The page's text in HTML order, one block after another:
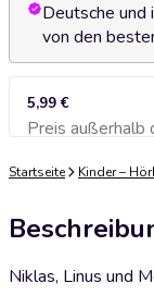
Deutsche
von den
5,99 €
Preis außerhalb
Startseite Kinder –
Niklas, Linus und